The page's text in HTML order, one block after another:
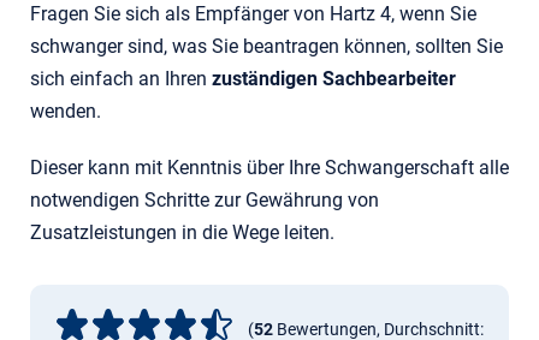
Fragen Sie sich als Empfänger von Hartz 4, wenn Sie
schwanger sind, was Sie beantragen können, sollten Sie
sich einfach an Ihren zuständigen Sachbearbeiter
wenden.
Dieser kann mit Kenntnis über Ihre Schwangerschaft alle
notwendigen Schritte zur Gewährung von
Zusatzleistungen in die Wege leiten.
(52 Bewertungen, Durchschnitt: